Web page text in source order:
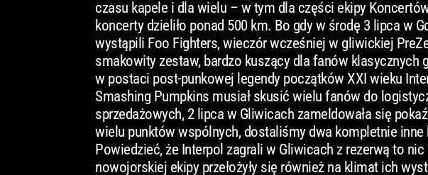
czasu kapele i dla wielu – w tym dla części ekipy
koncerty dzieliło ponad 500 km. Bo gdy w środę 3 lipca w
wystąpili Foo Fighters, wieczór wcześniej w gliwickiej
smakowity zestaw, bardzo kuszący dla fanów
w postaci post-punkowej legendy początków XXI wieku
Smashing Pumpkins musiał skusić wielu fanów do
sprzedażowych, 2 lipca w Gliwicach zameldowała się
wielu punktów wspólnych, dostaliśmy dwa kompletnie
Powiedzieć, że Interpol zagrali w Gliwicach z rezerwą to
nowojorskiej ekipy przełożyły się również na klimat ich